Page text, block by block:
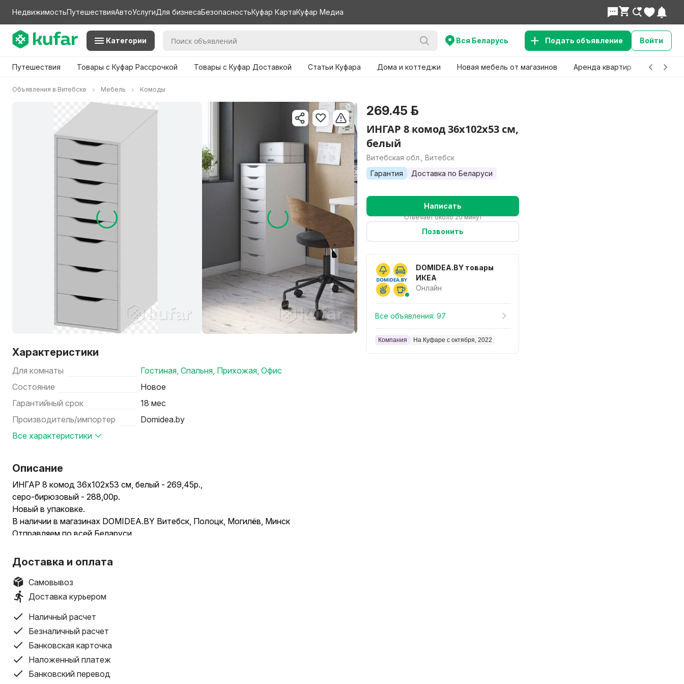
НедвижимостьПутешествияАвтоУслугиДля бизнесаБезопасностьКуфар КартаКуфар Медиа
Категории Вся Беларусь Подать объявление Войти
Путешествия Товары с Куфар Рассрочкой Товары с Куфар Доставкой Статьи Куфара Дома и коттеджи Новая мебель от магазинов Аренда квартир Детские
Объявления в Витебске Мебель Комоды
Характеристики
Для комнаты Гостиная,Спальня, Прихожая,Офис
Состояние
Новое
Гарантийный срок
18 мес
Производитель/импортер
Domidea.by
Все характеристики
Описание
ИНГАР 8 комод 36х102х53 см, белый - 269,45р.,
серо-бирюзовый - 288,00р.
Новый в упаковке.
В наличии в магазинах DOMIDEA.BY Витебск, Полоцк, Могилёв, Минск
Отправляем по всей Беларуси.
Смотрите больше наших товаров ИКЕА в профиле.
------------------------------------------------------------
Комод Ингар 8 белый 36x53х102 см. отличается эстетичным внешним видом.
Поверхность используемого при изготовлении ДСП покрыта специальной
Комод позволит не только внести свежие акценты в интерьер и создать стильную
рабочую обстановку дома и в офисе, но и обеспечит необходимый комфорт для
максимально продуктивной работы.
____________________________________________________________
Количество ящиков - 8 шт.
Направляющие ящиков - шариковые
Доставка и оплата
Самовывоз
Доставка курьером
Наличный расчет
Безналичный расчет
Банковская карточка
Наложенный платеж
Банковский перевод
269.45 р.
ИНГАР 8 комод 36х102х53 см,
белый
Витебская обл., Витебск
Гарантия
Доставка по Беларуси
Написать
Отвечает около 20 минут
Позвонить
DOMIDEA.BY товары
ИКЕА
Онлайн
Все объявления: 97
Компания На Куфаре с октября, 2022